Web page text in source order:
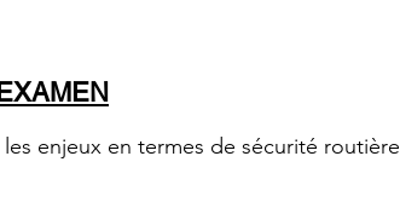
enjeux en termes de sécurité routière